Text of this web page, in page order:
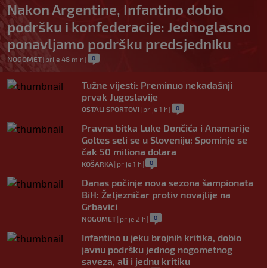
Nakon Argentine, Infantino dobio
podršku i konfederacije: Jednoglasno
ponavljamo podršku predsjedniku
NOGOMET| prije 48 min | 0
Tužne vijesti: Preminuo nekadašnji
prvak Jugoslavije
OSTALI SPORTOVI| prije 1 h | 0
Pravna bitka Luke Dončića i Anamarije
Goltes seli se u Sloveniju: Spominje se
čak 50 miliona dolara
KOŠARKA | prije 1 h | 0
Danas počinje nova sezona šampionata
BiH: Željezničar protiv novajlije na
Grbavici
NOGOMET| prije 2 h | 0
Infantino u jeku brojnih kritika, dobio
javnu podršku jednog nogometnog
saveza, ali i jednu kritiku